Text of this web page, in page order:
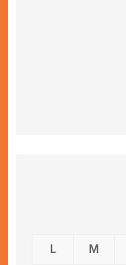
L M